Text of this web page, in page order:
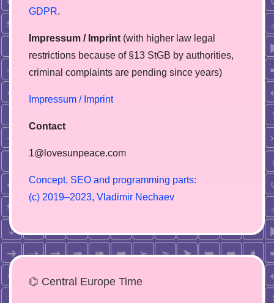
GDPR.
Impressum / Imprint (with higher law legal
restrictions because of §13 StGB by authorities,
сriminal complaints are pending since years)
Impressum / Imprint
Contact
1@lovesunpeace.com
Concept, SEO and programming parts:
(c) 2019–2023, V adimir Nechaev
⌬ Central Europe Time